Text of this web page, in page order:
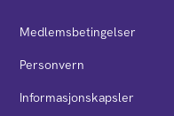
Medlemsbetingelser
Personvern
Informasjonskapsler